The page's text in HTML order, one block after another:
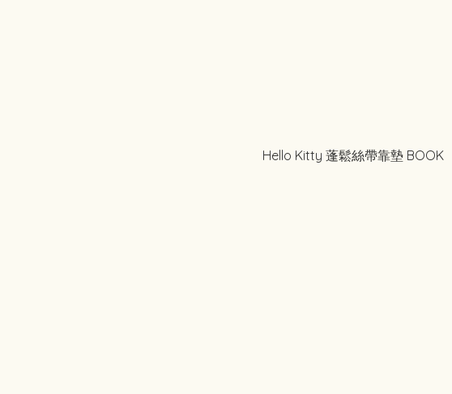
Hello Kitty 蓬鬆絲帶靠墊 BOOK